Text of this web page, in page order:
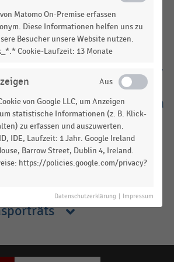
den Handel
Umsätze im E-Commerce(56 Prozent)
erzielt. Diese Plattformen
von 4,9 Prozent. Die
Multichannel-Händler rückläufige
1,1 Prozent).
Prognose erwarten der Bundesverband
Institute für das Jahr 2026 eine
und ein nominales
E-Commerce mit Waren von 3,8 Prozent.
Quartal 2026
Handel hat im 2. Quartal 2026 seine
Die Bruttoumsätze im E-
stiegen gegenüber dem
die positive Entwicklung aus dem 1.
warenWaren des täglichen
deutschen Versand-
(Jahreserhebung im
Bundesamt)
der Verbraucher:innen
E-Commerce in der
Matomo On-Premise erfassen
Diese Informationen helfen uns zu
Besucher unsere Website nutzen.
Cookie-Laufzeit: 13 Monate
von Google LLC, um Anzeigen
statistische Informationen (z. B. Klick-
zu erfassen und auszuwerten.
IDE, Laufzeit: 1 Jahr. Google Ireland
Barrow Street, Dublin 4, Ireland.
https://policies.google.com/privacy?
Datenschutzerklärung Impressum